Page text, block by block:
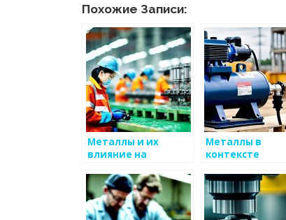
Похожие Записи:
Металлы и их
влияние на
потребление
ресурсов
Металлы в
контексте